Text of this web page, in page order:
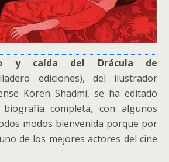
y caída del Drácula de
ediciones), del ilustrador
Koren Shadmi, se ha editado
completa, con algunos
modos bienvenida porque por
de los mejores actores del cine